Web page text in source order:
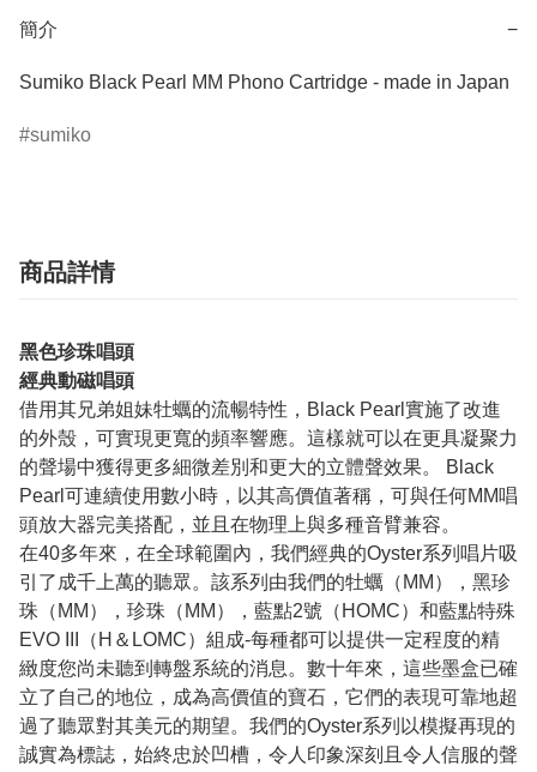
簡介 −
sumiko
商品詳情
黑色珍珠唱頭
經典動磁唱頭
借用其兄弟姐妹牡蠣的流暢特性，Black Pearl實施了改進
的外殼，可實現更寬的頻率響應。這樣就可以在更具凝聚力
的聲場中獲得更多細微差別和更大的立體聲效果。 Black
Pearl可連續使用數小時，以其高價值著稱，可與任何MM唱
頭放大器完美搭配，並且在物理上與多種音臂兼容。
在40多年來，在全球範圍內，我們經典的Oyster系列唱片吸
引了成千上萬的聽眾。該系列由我們的牡蠣（MM），黑珍
珠（MM），珍珠（MM），藍點2號（HOMC）和藍點特殊
EVO III（H＆LOMC）組成-每種都可以提供一定程度的精
緻度您尚未聽到轉盤系統的消息。數十年來，這些墨盒已確
立了自己的地位，成為高價值的寶石，它們的表現可靠地超
過了聽眾對其美元的期望。我們的Oyster系列以模擬再現的
誠實為標誌，始終忠於凹槽，令人印象深刻且令人信服的聲